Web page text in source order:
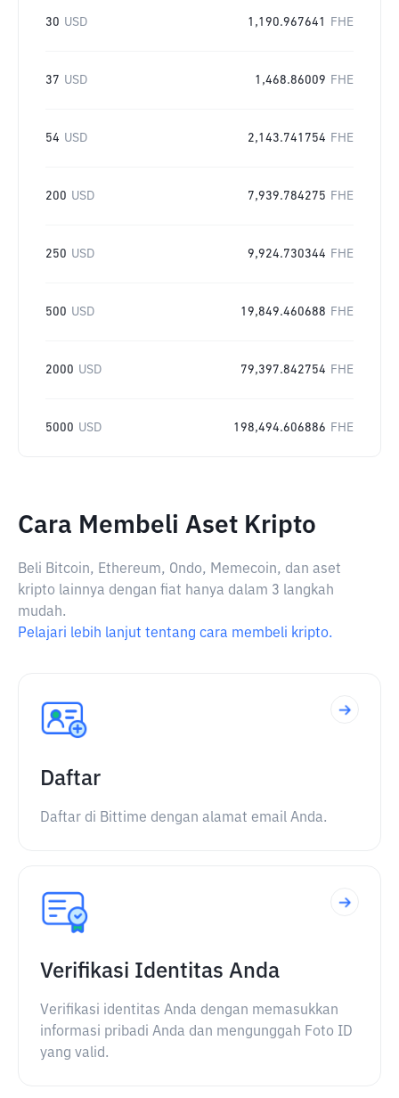
30 USD 1,190.967641 FHE
37 USD 1,468.86009 FHE
54 USD 2,143.741754 FHE
200 USD 7,939.784275 FHE
250 USD 9,924.730344 FHE
500 USD 19,849.460688 FHE
2000 USD 79,397.842754 FHE
5000 USD 198,494.606886 FHE
Cara Membeli Aset Kripto
Beli Bitcoin, Ethereum, Ondo, Memecoin, dan aset
kripto lainnya dengan fiat hanya dalam 3 langkah
mudah.
Pelajari lebih lanjut tentang cara membeli kripto.
Daftar
Daftar di Bittime dengan alamat email Anda.
Verifikasi Identitas Anda
Verifikasi identitas Anda dengan memasukkan
informasi pribadi Anda dan mengunggah Foto ID
yang valid.